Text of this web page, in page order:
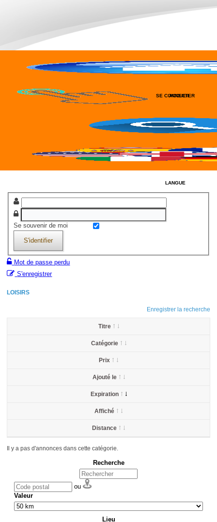
ACCUEIL
SE CONNECTER
RECHERCHER
LANGUE
Se souvenir de moi
S'identifier
Mot de passe perdu
S'enregistrer
LOISIRS
Enregistrer la recherche
Titre
Catégorie
Prix
Ajouté le
Expiration
Affiché
Distance
Il y a pas d'annonces dans cette catégorie.
Recherche
ou
Valeur
Lieu